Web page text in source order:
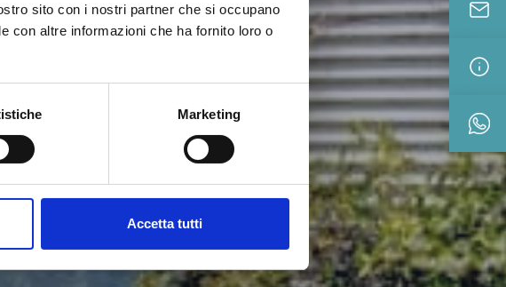
sito con i nostri partner che si occupano
con altre informazioni che ha fornito loro o
Marketing
Accetta tutti